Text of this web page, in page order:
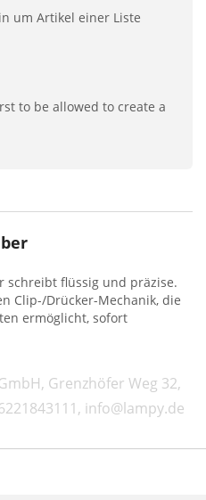
um Artikel einer Liste
to be allowed to create a
schreibt flüssig und präzise.
Clip-/Drücker-Mechanik, die
ermöglicht, sofort
Grenzhöfer Weg 32,
info@lampy.de